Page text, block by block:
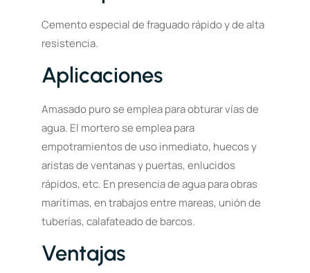
Cemento especial de fraguado rápido y de alta
resistencia.
Aplicaciones
Amasado puro se emplea para obturar vías de
agua. El mortero se emplea para
empotramientos de uso inmediato, huecos y
aristas de ventanas y puertas, enlucidos
rápidos, etc. En presencia de agua para obras
marítimas, en trabajos entre mareas, unión de
tuberías, calafateado de barcos.
Ventajas